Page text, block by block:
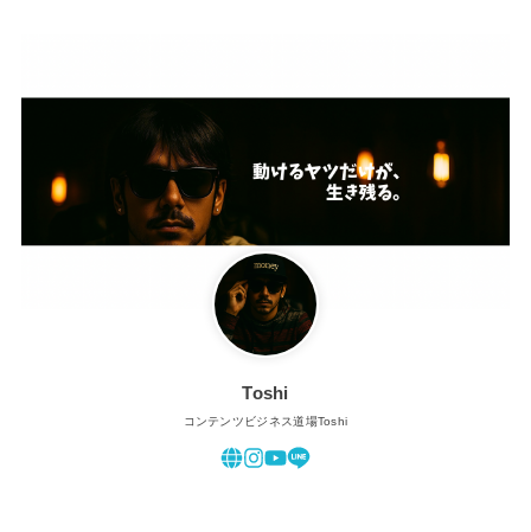
Toshi
コンテンツビジネス道場Toshi